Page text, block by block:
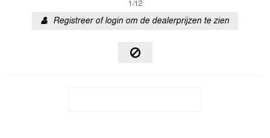
1/12
Registreer of login om de dealerprijzen te zien